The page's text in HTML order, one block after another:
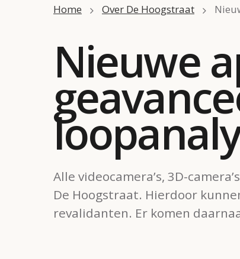
Home Over De Hoogstraat
Nieuwe
Alle videocamera’s, 3D-
De Hoogstraat. Hierdoor
revalidanten. Er komen